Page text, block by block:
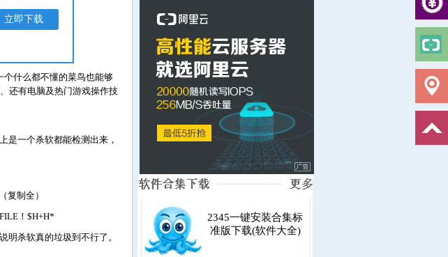
立即下载
什么都不懂的菜鸟也能够
还有电脑及热门游戏操作技
是一个杀软都能检测出来，
复制全）
！$H+H*
杀软真的垃圾到不行了。
2345一键安装合集标
准版下载(软件大全)